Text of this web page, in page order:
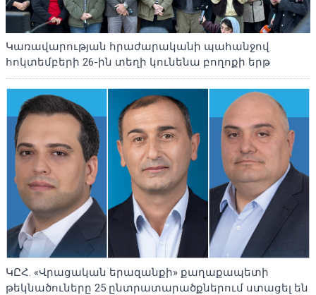
Կառավարության հրաժարականի պահանջով
հոկտեմբերի 26-ին տեղի կունենա բողոքի երթ
ԿԸՀ. «Վրացական երազանքի» քաղաքապետի
թեկնածուները 25 ընտրատարածքներում ստացել են